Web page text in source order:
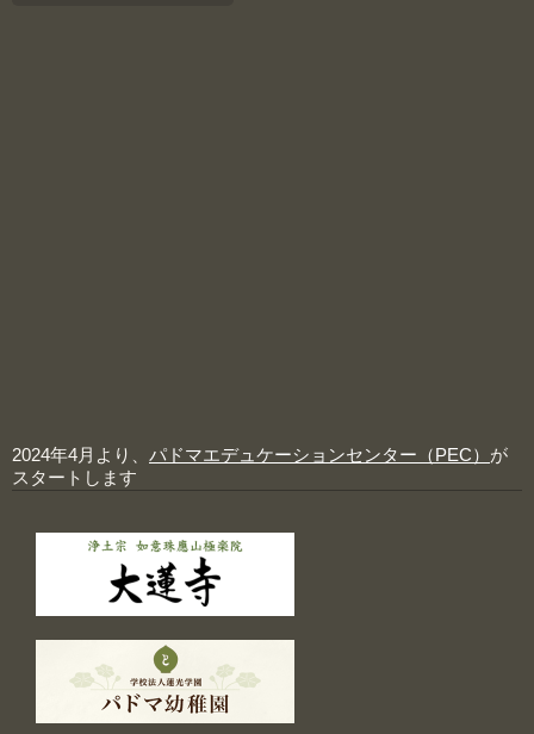
2024年4月より、 パドマエデュケーションセンター（PEC） が
スタートします